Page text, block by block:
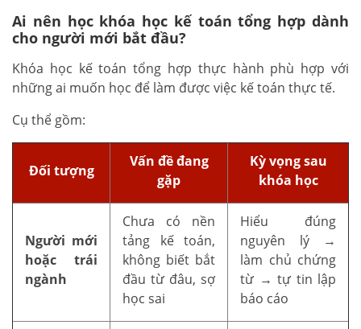
Ai nên học khóa học kế toán tổng hợp dành
cho người mới bắt đầu?
Khóa học kế toán tổng hợp thực hành phù hợp với
những ai muốn học để làm được việc kế toán thực tế.
Cụ thể gồm:
Đối tượng
Vấn đề đang
gặp
Kỳ vọng sau
khóa học
Người mới
hoặc trái
ngành
Chưa có nền
tảng kế toán,
không biết bắt
đầu từ đâu, sợ
học sai
Hiểu đúng
nguyên lý →
làm chủ chứng
từ → tự tin lập
báo cáo